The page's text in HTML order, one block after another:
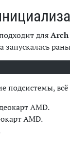
для
запускалась
подсистемы,
AMD.
AMD.